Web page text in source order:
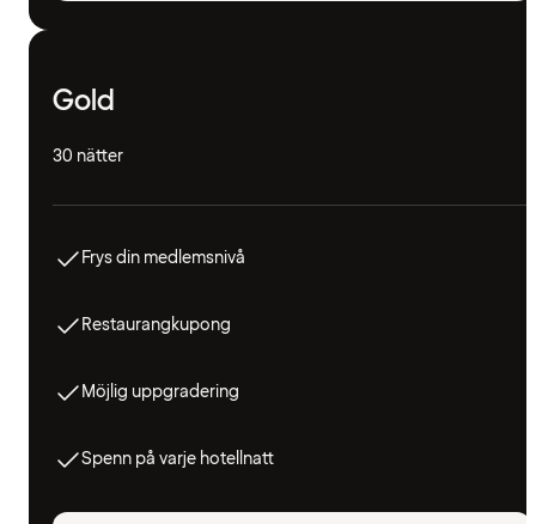
Gold
30 nätter
Frys din medlemsnivå
Restaurangkupong
Möjlig uppgradering
Spenn på varje hotellnatt